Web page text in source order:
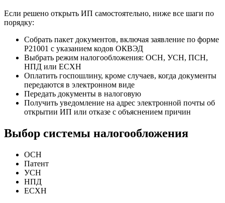
Если решено открыть ИП самостоятельно, ниже все шаги по
порядку:
Собрать пакет документов, включая заявление по форме
Р21001 с указанием кодов ОКВЭД
Выбрать режим налогообложения: ОСН, УСН, ПСН,
НПД или ЕСХН
Оплатить госпошлину, кроме случаев, когда документы
передаются в электронном виде
Передать документы в налоговую
Получить уведомление на адрес электронной почты об
открытии ИП или отказе с объяснением причин
Выбор системы налогообложения
ОСН
Патент
УСН
НПД
ЕСХН